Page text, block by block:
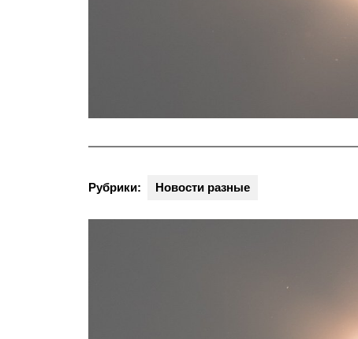
Рубрики: Новости разные